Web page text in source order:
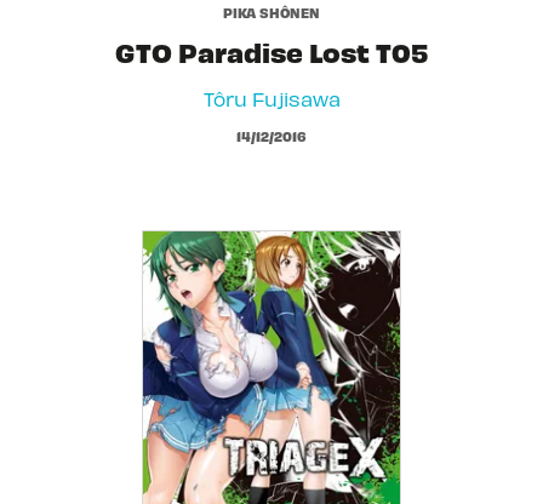
PIKA SHÔNEN
GTO Paradise Lost T05
Tôru Fujisawa
14/12/2016